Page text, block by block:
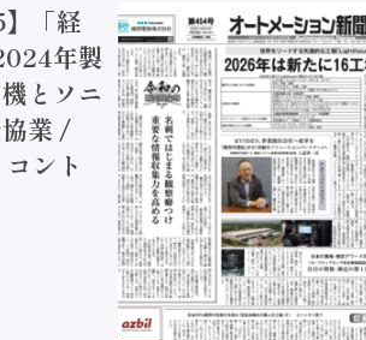
「経
年製
とソニ
業 /
ント